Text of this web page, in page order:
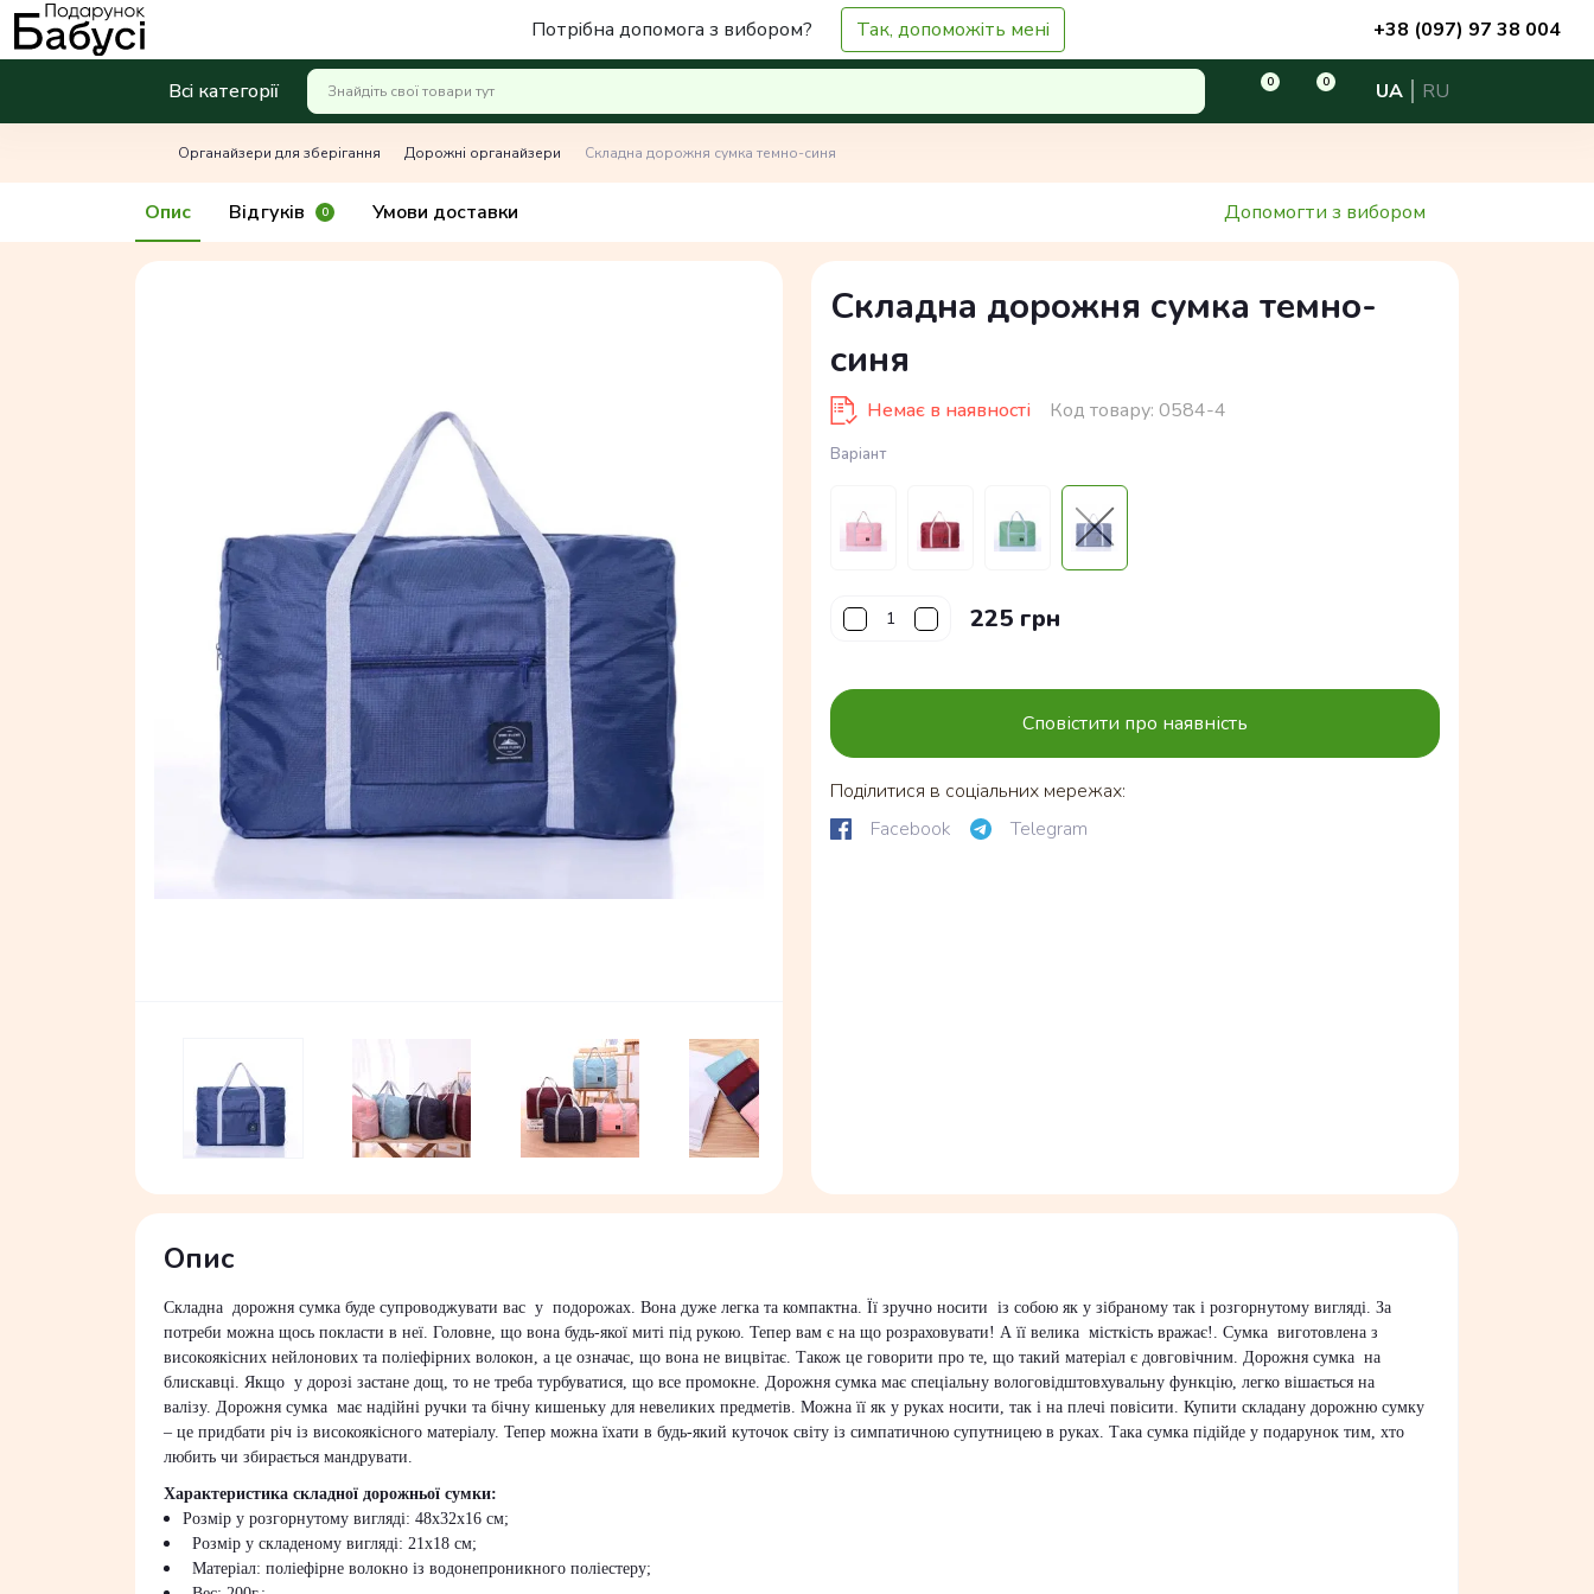
Потрібна допомога з вибором? Так, допоможіть мені +38 (097) 97 38 004
Всі категорії 0 0 UA RU
Органайзери для зберігання Дорожні органайзери Складна дорожня сумка темно-синя
Опис Відгуків 0 Умови доставки Допомогти з вибором
Складна дорожня сумка темно-
синя
Немає в наявності Код товару: 0584-4
Варіант
225 грн
Сповістити про наявність
Поділитися в соціальних мережах:
Facebook
Telegram
Опис
Складна дорожня сумка буде супроводжувати вас у подорожах. Вона дуже легка та компактна. Її зручно носити із собою як у зібраному так і розгорнутому вигляді. За
потреби можна щось покласти в неї. Головне, що вона будь-якої миті під рукою. Тепер вам є на що розраховувати! А її велика місткість вражає!. Сумка виготовлена з
високоякісних нейлонових та поліефірних волокон, а це означає, що вона не вицвітає. Також це говорити про те, що такий матеріал є довговічним. Дорожня сумка на
блискавці. Якщо у дорозі застане дощ, то не треба турбуватися, що все промокне. Дорожня сумка має спеціальну вологовідштовхувальну функцію, легко вішається на
валізу. Дорожня сумка має надійні ручки та бічну кишеньку для невеликих предметів. Можна її як у руках носити, так і на плечі повісити. Купити складану дорожню сумку
– це придбати річ із високоякісного матеріалу. Тепер можна їхати в будь-який куточок світу із симпатичною супутницею в руках. Така сумка підійде у подарунок тим, хто
любить чи збирається мандрувати.
Характеристика складної дорожньої сумки:
Розмір у розгорнутому вигляді: 48x32x16 см;
Розмір у складеному вигляді: 21x18 см;
Матеріал: поліефірне волокно із водонепроникного поліестеру;